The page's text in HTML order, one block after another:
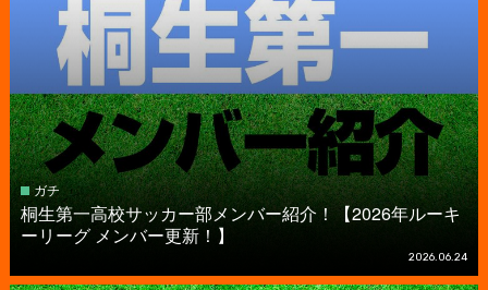
ガチ
桐生第一高校サッカー部メンバー紹介！【2026年ルーキ
ーリーグ メンバー更新！】
2026.06.24